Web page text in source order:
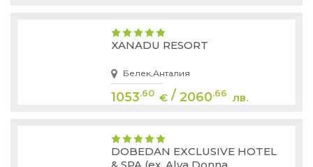
XANADU RESORT
Белек,Анталия
1053.60 € / 2060.66 лв.
DOBEDAN EXCLUSIVE HOTEL